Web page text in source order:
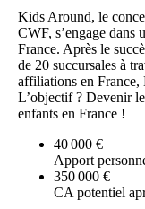
Kids Around, le
CWF, s’engage dans
France. Après le
de 20 succursales à
affiliations en France,
L’objectif ? Devenir
enfants en France !
40 000 €
Apport
350 000 €
CA potentiel